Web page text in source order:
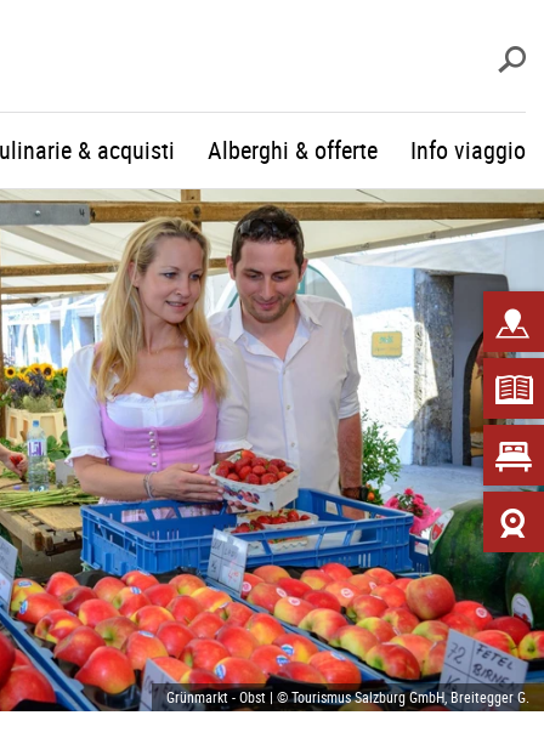
& acquisti Alberghi & offerte Info viaggio
Grünmarkt - Obst | © Tourismus Salzburg GmbH, Breitegger G.